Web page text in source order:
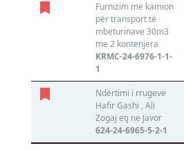
Furnizim me kamion
për transport të
mbeturinave 30m3
me 2 kontenjera
KRMC-24-6976-1-1-
1
Ndërtimi i rrugeve
Hafir Gashi , Ali
Zogaj etj ne Javor
624-24-6965-5-2-1